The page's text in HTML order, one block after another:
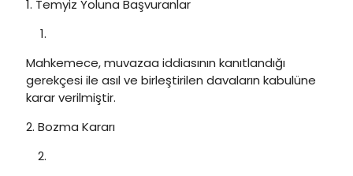
1. Temyiz Yoluna Başvuranlar
Mahkemece, muvazaa iddiasının kanıtlandığı
gerekçesi ile asıl ve birleştirilen davaların kabulüne
karar verilmiştir.
2. Bozma Kararı